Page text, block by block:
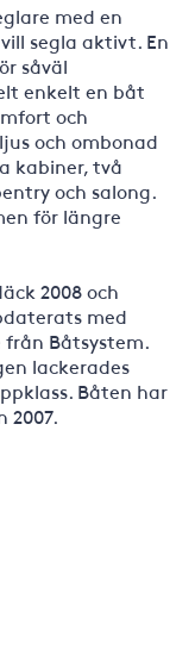
med en
segla aktivt. En
såväl
enkelt en båt
och
och ombonad
kabiner, två
och salong.
för längre
2008 och
med
Båtsystem.
lackerades
Båten har
2007.